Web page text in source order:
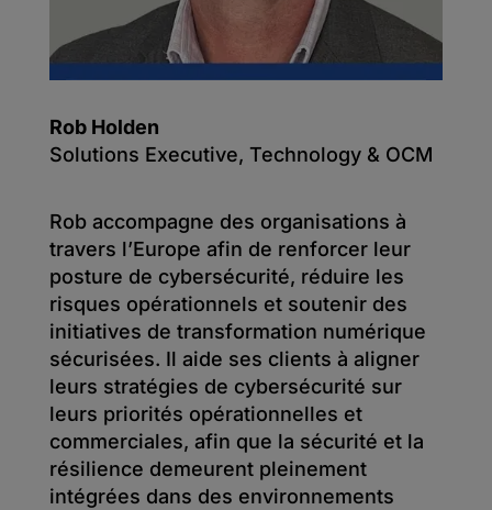
Rob Holden
Solutions Executive, Technology & OCM
Rob accompagne des organisations à
travers l’Europe afin de renforcer leur
posture de cybersécurité, réduire les
risques opérationnels et soutenir des
initiatives de transformation numérique
sécurisées. Il aide ses clients à aligner
leurs stratégies de cybersécurité sur
leurs priorités opérationnelles et
commerciales, afin que la sécurité et la
résilience demeurent pleinement
intégrées dans des environnements